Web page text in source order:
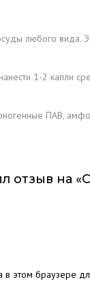
любого вида.
1-2 капли
ПАВ,
отзыв на
в этом браузере